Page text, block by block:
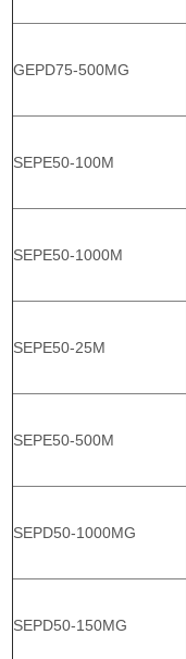
GEPD75-500MG
SEPE50-100M
SEPE50-1000M
SEPE50-25M
SEPE50-500M
SEPD50-1000MG
SEPD50-150MG